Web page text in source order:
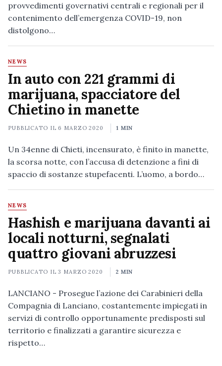
provvedimenti governativi centrali e regionali per il
contenimento dell’emergenza COVID-19, non
distolgono…
NEWS
In auto con 221 grammi di
marijuana, spacciatore del
Chietino in manette
PUBBLICATO IL 6 MARZO 2020 1 MIN
Un 34enne di Chieti, incensurato, è finito in manette,
la scorsa notte, con l’accusa di detenzione a fini di
spaccio di sostanze stupefacenti. L’uomo, a bordo…
NEWS
Hashish e marijuana davanti ai
locali notturni, segnalati
quattro giovani abruzzesi
PUBBLICATO IL3 MARZO 2020 2 MIN
LANCIANO - Prosegue l’azione dei Carabinieri della
Compagnia di Lanciano, costantemente impiegati in
servizi di controllo opportunamente predisposti sul
territorio e finalizzati a garantire sicurezza e
rispetto…